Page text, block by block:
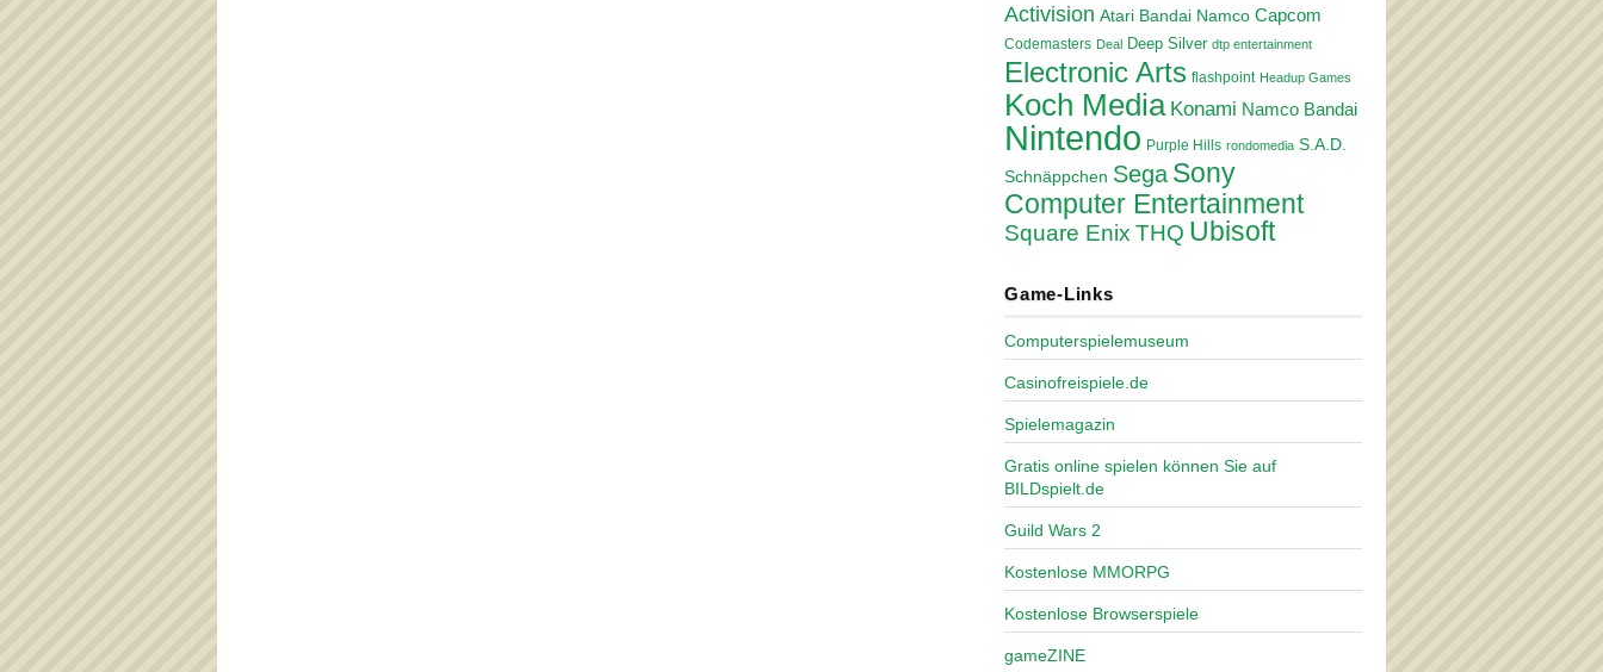
Activision Atari Bandai Namco Capcom
Codemasters Deal Deep Silver dtp entertainment
Electronic Arts flashpoint Headup Games
Koch Media Konami Namco Bandai
Nintendo Purple Hills rondomedia S.A.D.
Schnäppchen Sega Sony
Computer Entertainment
Square Enix THQ Ubisoft
Game-Links
Computerspielemuseum
Casinofreispiele.de
Spielemagazin
Gratis online spielen können Sie auf
BILDspielt.de
Guild Wars 2
Kostenlose MMORPG
Kostenlose Browserspiele
gameZINE